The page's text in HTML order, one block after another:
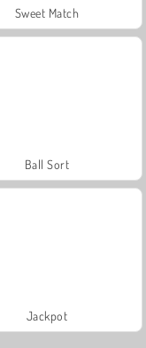
Sweet Match
Ball Sort
Jackpot